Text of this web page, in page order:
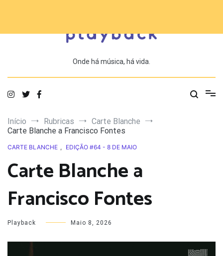
conteúdo
Onde há música, há vida.
Início Rubricas
Carte Blanche
Carte Blanche a Francisco Fontes
CARTE BLANCHE , EDIÇÃO #64 - 8 DE MAIO
Carte Blanche a
Francisco Fontes
Playback Maio 8, 2026